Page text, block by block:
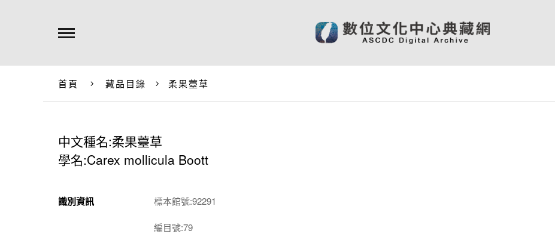
首頁 藏品目錄 柔果薹草
中文種名:柔果薹草
學名:Carex mollicula Boott
識別資訊 標本館號:92291
編目號:79